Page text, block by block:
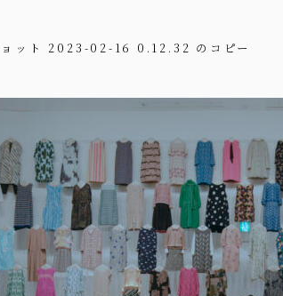
ョット 2023-02-16 0.12.32 のコピー